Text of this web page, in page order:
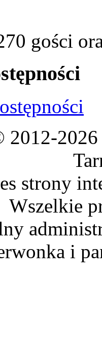
gości
2026
strony
Wszelkie
i